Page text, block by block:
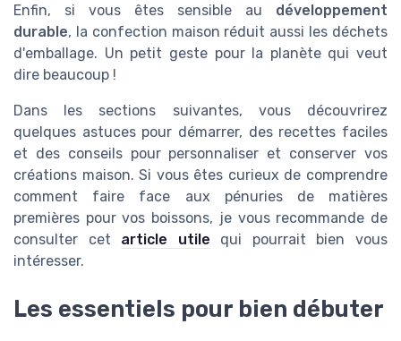
Enfin, si vous êtes sensible au développement
durable, la confection maison réduit aussi les déchets
d'emballage. Un petit geste pour la planète qui veut
dire beaucoup !
Dans les sections suivantes, vous découvrirez
quelques astuces pour démarrer, des recettes faciles
et des conseils pour personnaliser et conserver vos
créations maison. Si vous êtes curieux de comprendre
comment faire face aux pénuries de matières
premières pour vos boissons, je vous recommande de
consulter cet article utile qui pourrait bien vous
intéresser.
Les essentiels pour bien débuter